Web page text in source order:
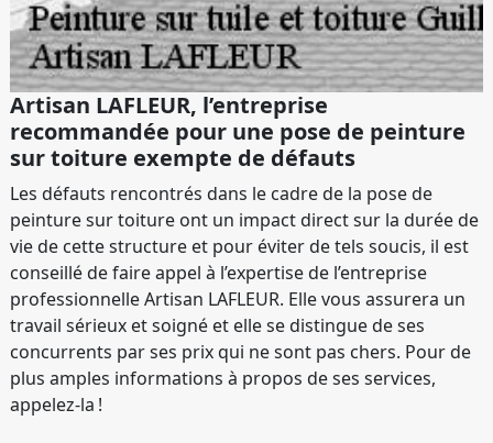
Artisan LAFLEUR, l’entreprise
recommandée pour une pose de peinture
sur toiture exempte de défauts
Les défauts rencontrés dans le cadre de la pose de
peinture sur toiture ont un impact direct sur la durée de
vie de cette structure et pour éviter de tels soucis, il est
conseillé de faire appel à l’expertise de l’entreprise
professionnelle Artisan LAFLEUR. Elle vous assurera un
travail sérieux et soigné et elle se distingue de ses
concurrents par ses prix qui ne sont pas chers. Pour de
plus amples informations à propos de ses services,
appelez-la !